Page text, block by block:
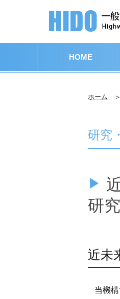
HOME
ホーム
研究
研究
近未
当機